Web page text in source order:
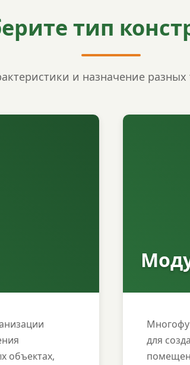
тип
и назначение
объектах,
для